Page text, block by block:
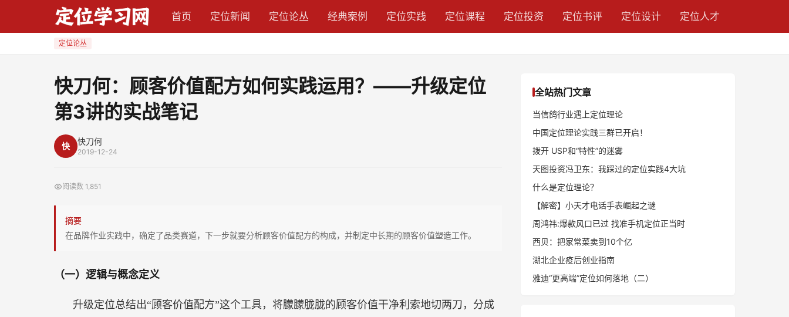
首页 定位新闻 定位论丛 经典案例 定位实践 定位课程 定位投资 定位书评 定位设计 定位人才
定位论丛
快刀何：顾客价值配方如何实践运用？——升级定位
第3讲的实战笔记
快 快刀何
2019-12-24
阅读数 1,851
摘要
在品牌作业实践中，确定了品类赛道，下一步就要分析顾客价值配方的构成，并制定中长期的顾客价值塑造工作。
（一）逻辑与概念定义
升级定位总结出“顾客价值配方”这个工具，将朦朦胧胧的顾客价值干净利索地切两刀，分成
全站热门文章
当信鸽行业遇上定位理论
中国定位理论实践三群已开启！
拨开 USP和“特性”的迷雾
天图投资冯卫东：我踩过的定位实践4大坑
什么是定位理论？
【解密】小天才电话手表崛起之谜
周鸿祎:爆款风口已过 找准手机定位正当时
西贝：把家常菜卖到10个亿
湖北企业疫后创业指南
雅迪“更高端”定位如何落地（二）